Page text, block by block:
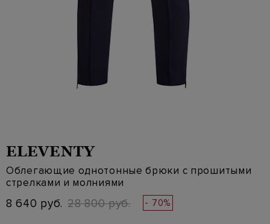
ELEVENTY
Облегающие однотонные брюки с прошитыми
стрелками и молниями
8 640 руб. 28 800 руб. - 70%